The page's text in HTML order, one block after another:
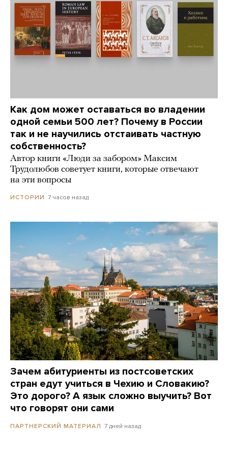
Как дом может оставаться во владении
одной семьи 500 лет? Почему в России
так и не научились отстаивать частную
собственность?
Автор книги «Люди за забором» Максим
Трудолюбов советует книги, которые отвечают
на эти вопросы
ИСТОРИИ 7 часов назад
Зачем абитуриенты из постсоветских
стран едут учиться в Чехию и Словакию?
Это дорого? А язык сложно выучить? Вот
что говорят они сами
ПАРТНЕРСКИЙ МАТЕРИАЛ 7 дней назад